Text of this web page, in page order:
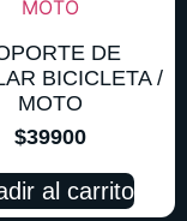
DE
BICICLETA /
MOTO
$39900
al carrito